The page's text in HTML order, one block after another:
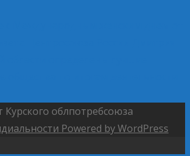
облпотребсоюза
Powered by WordPress